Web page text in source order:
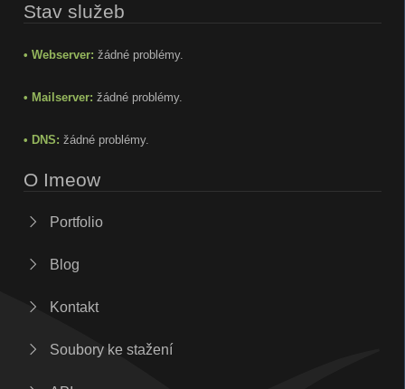
Stav služeb
• Webserver: žádné problémy.
• Mailserver: žádné problémy.
• DNS: žádné problémy.
O Imeow
Portfolio
Blog
Kontakt
Soubory ke stažení